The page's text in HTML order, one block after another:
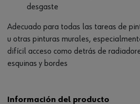
desgaste
Adecuado para todas las tareas de
u otras pinturas murales,
difícil acceso como detrás de
esquinas y bordes
Información del producto